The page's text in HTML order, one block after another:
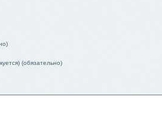
(обязательно)